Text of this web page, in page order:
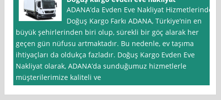
ADANA’da Evden Eve Nakliyat Hizmetlerinde
Doğuş Kargo Farkı ADANA, Türkiye’nin en
büyük şehirlerinden biri olup, sürekli bir göç alarak her
geçen gün nüfusu artmaktadır. Bu nedenle, ev taşıma
ihtiyaçları da oldukça fazladır. Doğuş Kargo Evden Eve
Nakliyat olarak, ADANA’da sunduğumuz hizmetlerle
müşterilerimize kaliteli ve